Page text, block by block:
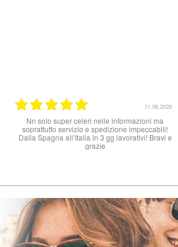
25.07.2025
Ottimo sito per acquistare occhiali da sole. Un
pochino lenta la spedizione, ho ricevuto gli
occhiali dopo 8 giorni ma sul sito veniva
promesso arrivo in 48 h. Il complesso sono